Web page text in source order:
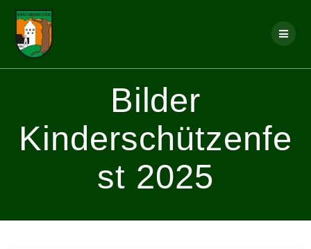
Bilder
Kinderschützenfe
st 2025